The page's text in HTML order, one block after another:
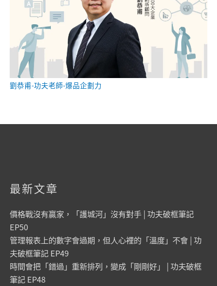
劉恭甫-功夫老師-爆品企劃力
最新文章
價格戰沒有贏家，「護城河」沒有對手 | 功夫破框筆記
EP50
管理報表上的數字會過期，但人心裡的「溫度」不會 | 功
夫破框筆記 EP49
時間會把「錯過」重新排列，變成「剛剛好」 | 功夫破框
筆記 EP48